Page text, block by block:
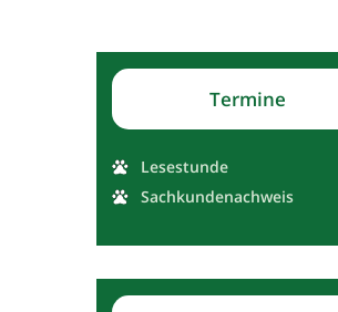
Termine
Lesestunde
Sachkundenachweis